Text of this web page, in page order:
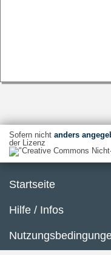
Sofern nicht anders
der Lizenz
Startseite
Hilfe / Infos